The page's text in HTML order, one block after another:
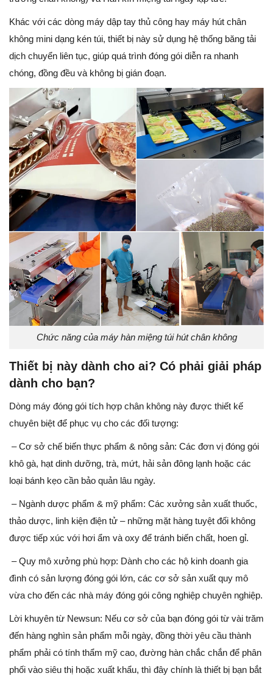
Khác với các dòng máy dập tay thủ công hay máy hút chân
không mini dạng kén túi, thiết bị này sử dụng hệ thống băng tải
dịch chuyển liên tục, giúp quá trình đóng gói diễn ra nhanh
chóng, đồng đều và không bị gián đoạn.
Chức năng của máy hàn miệng túi hút chân không
Thiết bị này dành cho ai? Có phải giải pháp
dành cho bạn?
Dòng máy đóng gói tích hợp chân không này được thiết kế
chuyên biệt để phục vụ cho các đối tượng:
– Cơ sở chế biến thực phẩm & nông sản: Các đơn vị đóng gói
khô gà, hạt dinh dưỡng, trà, mứt, hải sản đông lạnh hoặc các
loại bánh kẹo cần bảo quản lâu ngày.
– Ngành dược phẩm & mỹ phẩm: Các xưởng sản xuất thuốc,
thảo dược, linh kiện điện tử – những mặt hàng tuyệt đối không
được tiếp xúc với hơi ẩm và oxy để tránh biến chất, hoen gỉ.
– Quy mô xưởng phù hợp: Dành cho các hộ kinh doanh gia
đình có sản lượng đóng gói lớn, các cơ sở sản xuất quy mô
vừa cho đến các nhà máy đóng gói công nghiệp chuyên nghiệp.
Lời khuyên từ Newsun: Nếu cơ sở của bạn đóng gói từ vài trăm
đến hàng nghìn sản phẩm mỗi ngày, đồng thời yêu cầu thành
phẩm phải có tính thẩm mỹ cao, đường hàn chắc chắn để phân
phối vào siêu thị hoặc xuất khẩu, thì đây chính là thiết bị bạn bắt